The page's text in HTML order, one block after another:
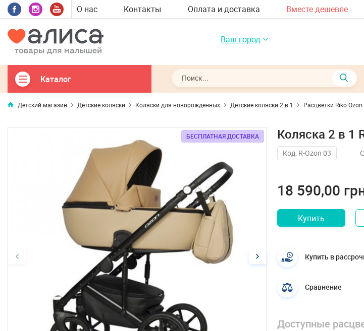
О нас Контакты Оплата и доставка Вместе дешевле
Ваш город
Каталог
Детский магазин Детские коляски Коляски для новорожденных Детские коляски 2 в 1 Расцветки Riko
БЕСПЛАТНАЯ ДОСТАВКА
БЕСПЛАТНАЯ ДОСТАВКА Коляска 2 в 1
Код: R-Ozon 03
18 590,00
Купить
Купить в
Сравнение
Доступные